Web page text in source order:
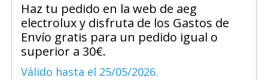
Haz tu pedido en la web de aeg
electrolux y disfruta de los Gastos de
Envío gratis para un pedido igual o
superior a 30€.
Válido hasta el 25/05/2026.